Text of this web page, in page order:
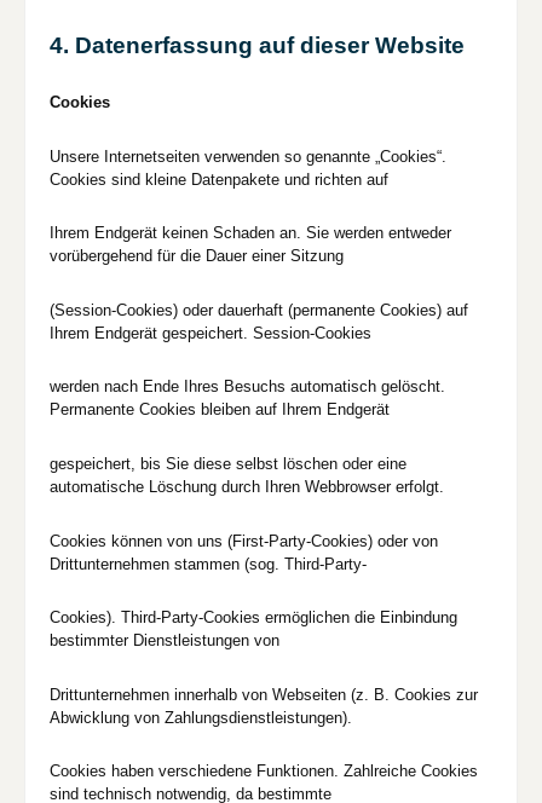
4. Datenerfassung auf dieser Website
Cookies
Unsere Internetseiten verwenden so genannte „Cookies“.
Cookies sind kleine Datenpakete und richten auf
Ihrem Endgerät keinen Schaden an. Sie werden entweder
vorübergehend für die Dauer einer Sitzung
(Session-Cookies) oder dauerhaft (permanente Cookies) auf
Ihrem Endgerät gespeichert. Session-Cookies
werden nach Ende Ihres Besuchs automatisch gelöscht.
Permanente Cookies bleiben auf Ihrem Endgerät
gespeichert, bis Sie diese selbst löschen oder eine
automatische Löschung durch Ihren Webbrowser erfolgt.
Cookies können von uns (First-Party-Cookies) oder von
Drittunternehmen stammen (sog. Third-Party-
Cookies). Third-Party-Cookies ermöglichen die Einbindung
bestimmter Dienstleistungen von
Drittunternehmen innerhalb von Webseiten (z. B. Cookies zur
Abwicklung von Zahlungsdienstleistungen).
Cookies haben verschiedene Funktionen. Zahlreiche Cookies
sind technisch notwendig, da bestimmte